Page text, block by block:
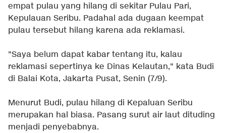
empat pulau yang hilang di sekitar Pulau Pari,
Kepulauan Seribu. Padahal ada dugaan keempat
pulau tersebut hilang karena ada reklamasi.
"Saya belum dapat kabar tentang itu, kalau
reklamasi sepertinya ke Dinas Kelautan," kata Budi
di Balai Kota, Jakarta Pusat, Senin (7/9).
Menurut Budi, pulau hilang di Kepaluan Seribu
merupakan hal biasa. Pasang surut air laut dituding
menjadi penyebabnya.